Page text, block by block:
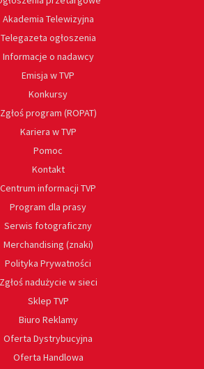
Akademia Telewizyjna
Telegazeta ogłoszenia
Informacje o nadawcy
Emisja w TVP
Konkursy
Zgłoś program (ROPAT)
Kariera w TVP
Pomoc
Kontakt
Centrum informacji TVP
Program dla prasy
Serwis fotograficzny
Merchandising (znaki)
Polityka Prywatności
Zgłoś nadużycie w sieci
Sklep TVP
Biuro Reklamy
Oferta Dystrybucyjna
Oferta Handlowa